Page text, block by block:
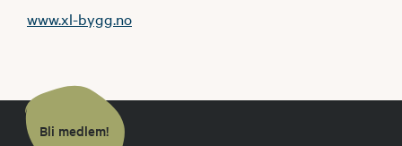
www.xl-bygg.no
Bli medlem!